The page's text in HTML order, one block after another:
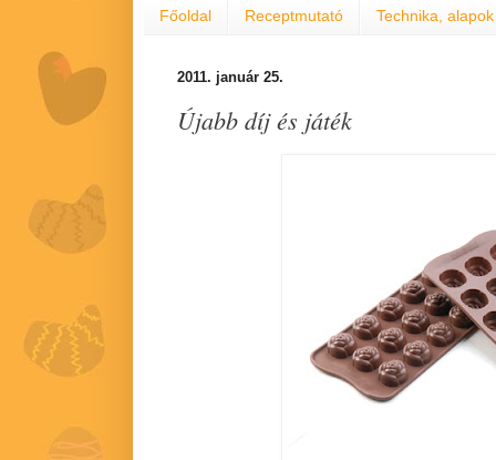
Főoldal Receptmutató Technika, alapok
2011. január 25.
Újabb díj és játék